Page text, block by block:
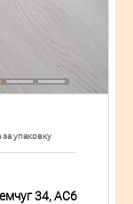
за упаковку
34, AC6